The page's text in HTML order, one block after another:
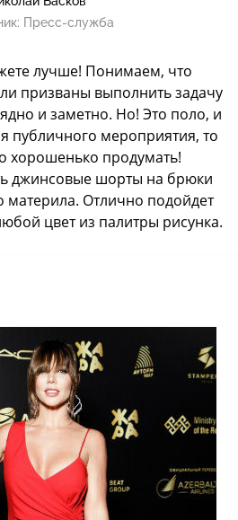
Пресс-служба
лучше! Понимаем, что
призваны выполнить задачу
и заметно. Но! Это поло, и
публичного мероприятия, то
хорошенько продумать!
джинсовые шорты на брюки
материла. Отлично подойдет
цвет из палитры рисунка.